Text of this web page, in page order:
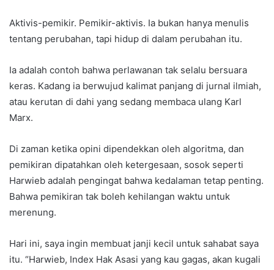
Aktivis-pemikir. Pemikir-aktivis. Ia bukan hanya menulis
tentang perubahan, tapi hidup di dalam perubahan itu.
Ia adalah contoh bahwa perlawanan tak selalu bersuara
keras. Kadang ia berwujud kalimat panjang di jurnal ilmiah,
atau kerutan di dahi yang sedang membaca ulang Karl
Marx.
Di zaman ketika opini dipendekkan oleh algoritma, dan
pemikiran dipatahkan oleh ketergesaan, sosok seperti
Harwieb adalah pengingat bahwa kedalaman tetap penting.
Bahwa pemikiran tak boleh kehilangan waktu untuk
merenung.
Hari ini, saya ingin membuat janji kecil untuk sahabat saya
itu. “Harwieb, Index Hak Asasi yang kau gagas, akan kugali